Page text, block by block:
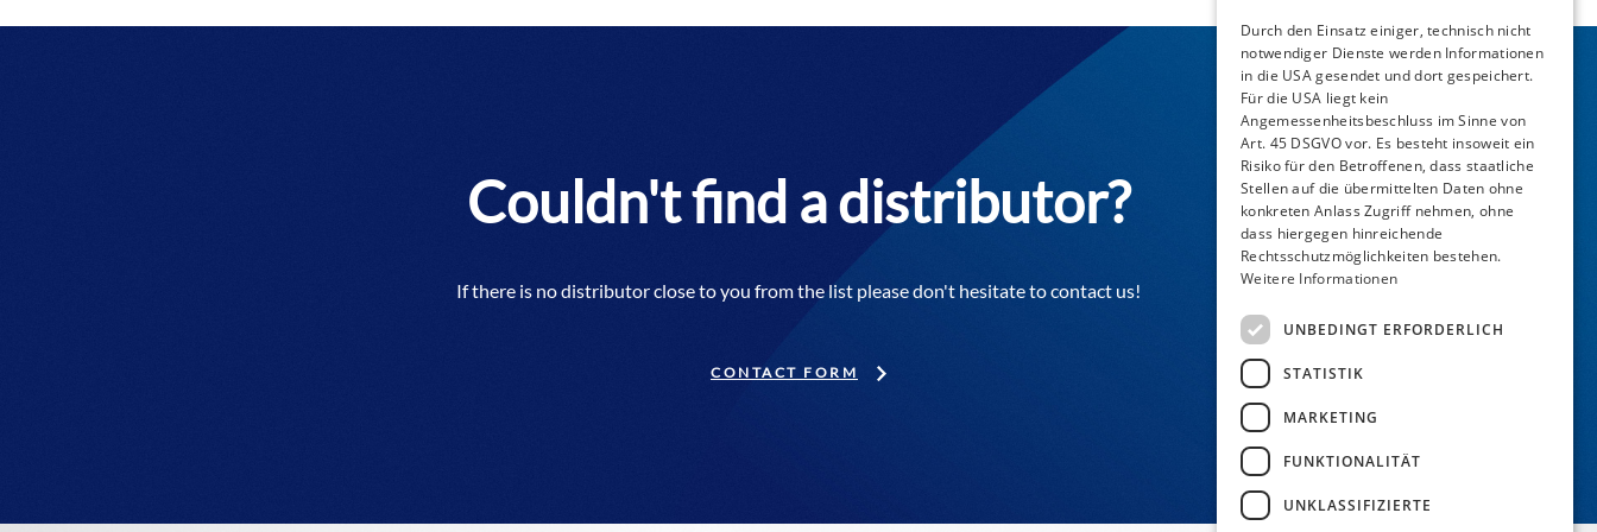
Couldn't find a distributor?
If there is no distributor close to you from the list please don't hesitate to contact us!
CONTACT FORM
Durch den Einsatz einiger, technisch nicht
notwendiger Dienste werden Informationen
in die USA gesendet und dort gespeichert.
Für die USA liegt kein
Angemessenheitsbeschluss im Sinne von
Art. 45 DSGVO vor. Es besteht insoweit ein
Risiko für den Betroffenen, dass staatliche
Stellen auf die übermittelten Daten ohne
konkreten Anlass Zugriff nehmen, ohne
dass hiergegen hinreichende
Rechtsschutzmöglichkeiten bestehen.
Weitere Informationen
UNBEDINGT ERFORDERLICH
STATISTIK
MARKETING
FUNKTIONALITÄT
UNKLASSIFIZIERTE